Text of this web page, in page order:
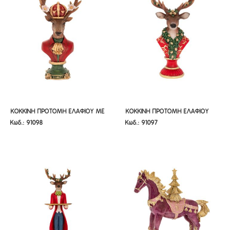
ΚΟΚΚΙΝΗ ΠΡΟΤΟΜΗ ΕΛΑΦΙΟΥ ΜΕ
ΛΟΥΛΟΥΔΙΑ ΣΤΑ ΚΕΡΑΤΑ
ΚΟΚΚΙΝΗ ΠΡΟΤΟΜΗ ΕΛΑΦΙΟΥ ΜΕ
ΛΟΥΛΟΥΔΙΑ ΣΤΑ ΚΕΡΑΤΑ
Κωδ.: 91098
ΚΟΚΚΙΝΗ ΠΡΟΤΟΜΗ ΕΛΑΦΙΟΥ
21,5Χ13Χ39,5ΕΚ
ΚΟΚΚΙΝΗ ΠΡΟΤΟΜΗ ΕΛΑΦΙΟΥ
21,5Χ13Χ39,5ΕΚ
Κωδ.: 91097